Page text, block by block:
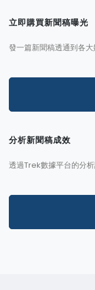
立即購買新聞稿曝光
發一篇新聞稿透通到各
分析新聞稿成效
透過Trek數據平台的分